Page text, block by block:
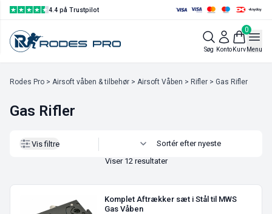
4.4 på Trustpilot
Søg Konto
0
KurvMenu
Vis filtre
Rodes Pro > Airsoft våben & tilbehør > Airsoft Våben > Rifler > Gas Rifler
Gas Rifler
Vis filtre
Viser 12 resultater
Komplet Aftrækker sæt i Stål til MWS
Gas Våben